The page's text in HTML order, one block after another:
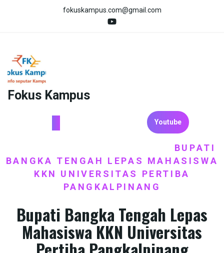
fokuskampus.com@gmail.com
Fokus Kampus
Youtube
BUPATI
BANGKA TENGAH LEPAS MAHASISWA
KKN UNIVERSITAS PERTIBA
PANGKALPINANG
Bupati Bangka Tengah Lepas
Mahasiswa KKN Universitas